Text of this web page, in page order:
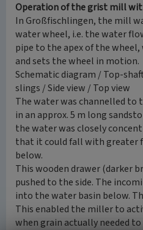
Operation of the grist mill
In Großfischlingen, the mill
water wheel, i.e. the water
pipe to the apex of the
and sets the wheel in motion.
Schematic diagram / Top-
slings / Side view / Top view
The water was channelled to
in an approx. 5 m long
the water was closely
that it could fall with greater
below.
This wooden drawer (darker
pushed to the side. The
into the water basin below.
This enabled the miller to
when grain actually needed to